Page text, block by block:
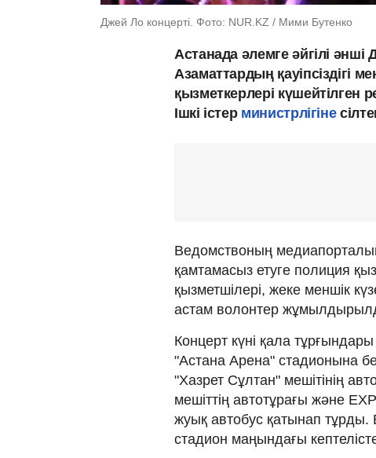
Джей Ло концерті. Фото: NUR.KZ / Мими Бутенко
Астанада әлемге әйгілі әнші
Азаматтардың қауіпсіздігі
қызметкерлері күшейтілген
Ішкі істер министрлігіне
Ведомствоның
қамтамасыз етуге полиция
қызметшілері, жеке меншік
астам волонтер
Концерт күні қала
"Астана Арена" стадионына
"Хазрет Сұлтан" мешітінің
мешіттің автотұрағы және
жуық автобус қатынап
стадион маңындағы